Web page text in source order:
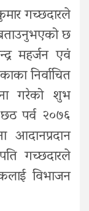
गच्छदारले
छ
महर्जन एवं
निर्वाचित
गरेको शुभ
पर्व २०७६
गच्छदारले
विभाजन